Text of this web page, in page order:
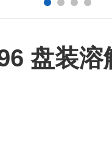
盘装溶